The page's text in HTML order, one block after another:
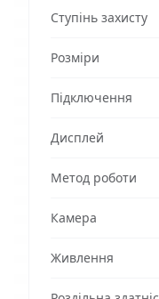
Ступінь захисту
Розміри
Підключення
Дисплей
Метод роботи
Камера
Живлення